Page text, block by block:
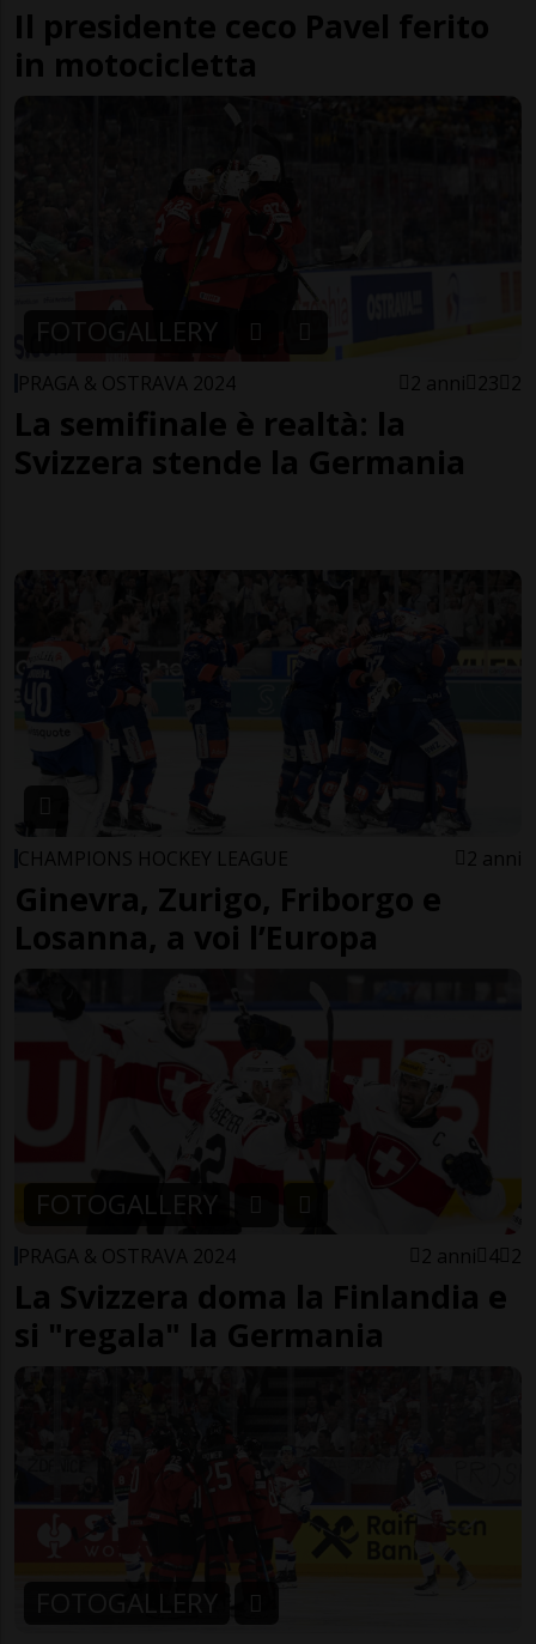
Il presidente ceco Pavel ferito
in motocicletta
FOTOGALLERY
PRAGA & OSTRAVA 2024 2 anni 23 2
La semifinale è realtà: la
Svizzera stende la Germania
CHAMPIONS HOCKEY LEAGUE 2 anni
Ginevra, Zurigo, Friborgo e
Losanna, a voi l’Europa
FOTOGALLERY
PRAGA & OSTRAVA 2024 2 anni 4 2
La Svizzera doma la Finlandia e
si "regala" la Germania
FOTOGALLERY